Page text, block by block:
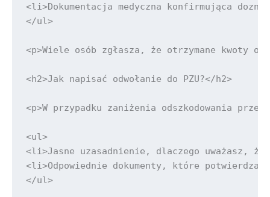
<li>Dokumentacja medyczna konfirmująca
</ul>
<p>Wiele osób zgłasza, że otrzymane kwoty
<h2>Jak napisać odwołanie do PZU?</h2>
<p>W przypadku zaniżenia odszkodowania
<ul>
<li>Jasne uzasadnienie, dlaczego uważasz,
<li>Odpowiednie dokumenty, które
</ul>